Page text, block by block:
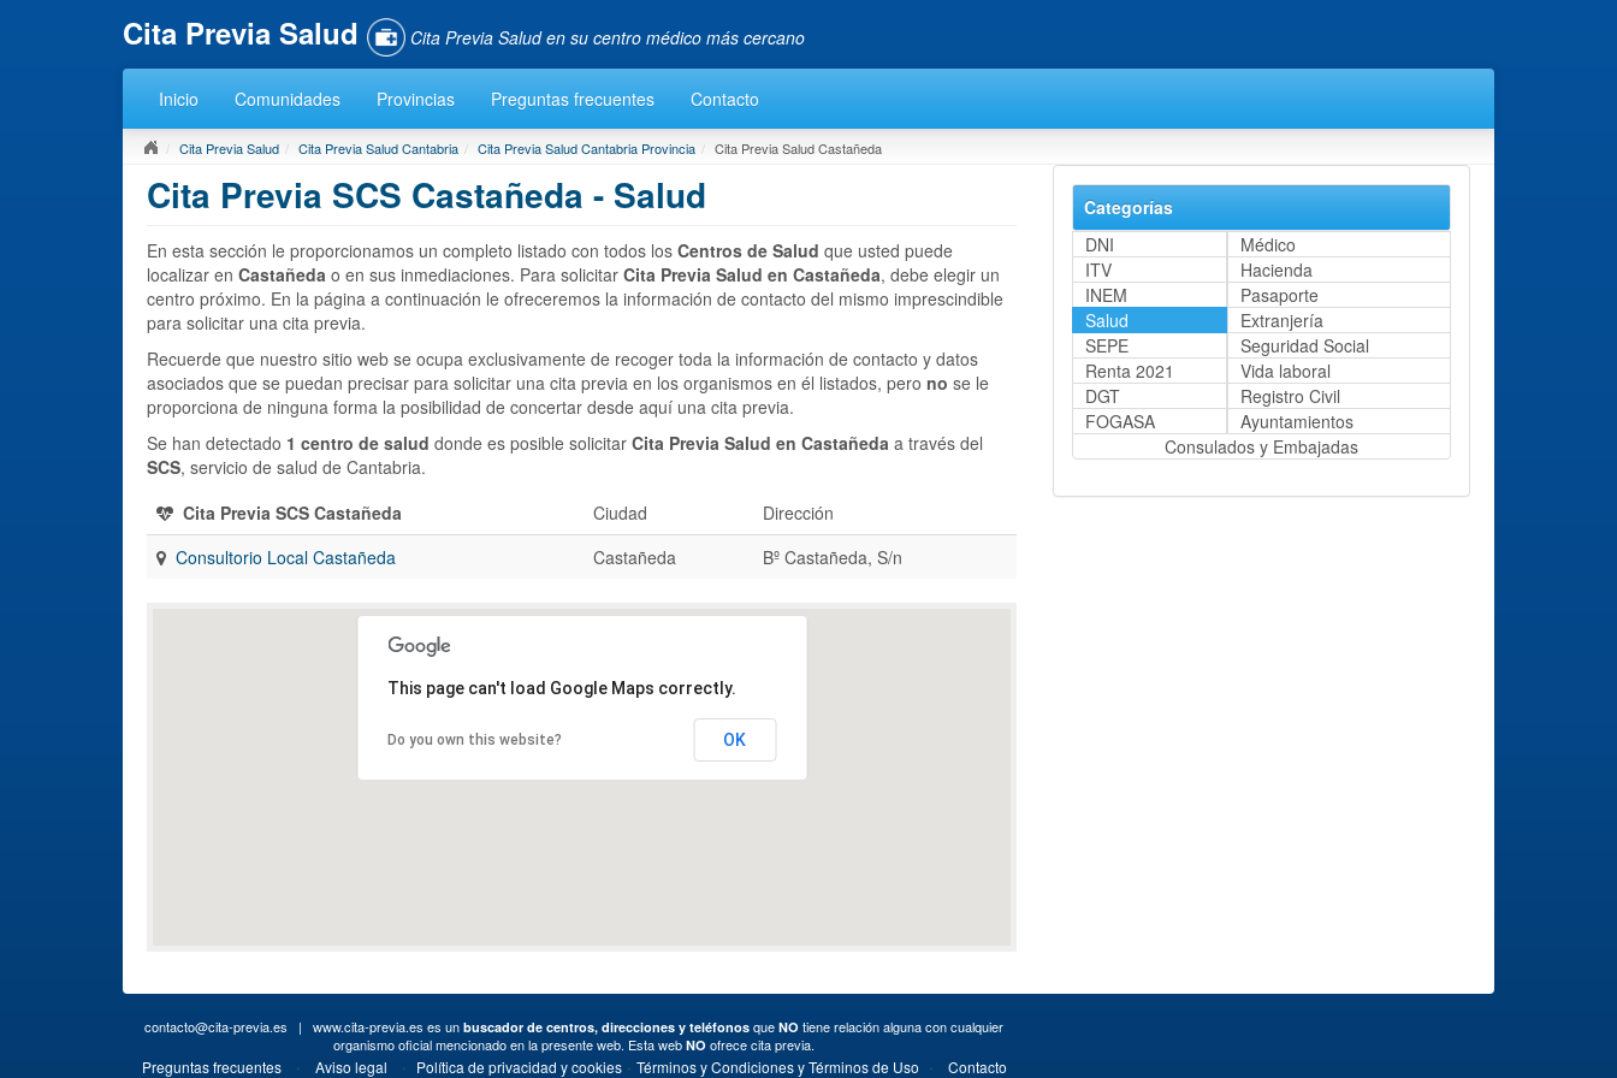
Cita Previa Salud Cita Previa Salud en su centro médico más cercano
Inicio Comunidades Provincias Preguntas frecuentes Contacto
Cita Previa Salud Cita Previa Salud Cantabria Cita Previa Salud Cantabria Provincia Cita Previa Salud Castañeda
Cita Previa SCS Castañeda - Salud
En esta sección le proporcionamos un completo listado con todos los Centros de Salud que usted puede
localizar en Castañeda o en sus inmediaciones. Para solicitar Cita Previa Salud en Castañeda, debe elegir un
centro próximo. En la página a continuación le ofreceremos la información de contacto del mismo imprescindible
para solicitar una cita previa.
Recuerde que nuestro sitio web se ocupa exclusivamente de recoger toda la información de contacto y datos
asociados que se puedan precisar para solicitar una cita previa en los organismos en él listados, pero no se le
proporciona de ninguna forma la posibilidad de concertar desde aquí una cita previa.
Se han detectado 1 centro de salud donde es posible solicitar Cita Previa Salud en Castañeda a través del
SCS, servicio de salud de Cantabria.
Cita Previa SCS Castañeda
Ciudad
Dirección
Consultorio Local Castañeda
Castañeda Bº Castañeda, S/n
This page can't load Google Maps correctly.
Do you own this website? OK
Categorías
DNI
Médico
ITV
Hacienda
INEM
Pasaporte
Salud
Extranjería
SEPE
Seguridad Social
Renta 2021
Vida laboral
DGT
Registro Civil
FOGASA
Ayuntamientos
Consulados y Embajadas
contacto@cita-previa.es | www.cita-previa.es es un buscador de centros, direcciones y teléfonos que NO tiene relación alguna con cualquier
organismo oficial mencionado en la presente web. Esta web NO ofrece cita previa.
Preguntas frecuentes· Aviso legal · Política de privacidad y cookies· Términos y Condiciones y Términos de Uso · Contacto